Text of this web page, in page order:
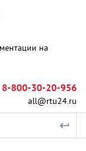
на
8-800-30-20-956
all@rtu24.ru